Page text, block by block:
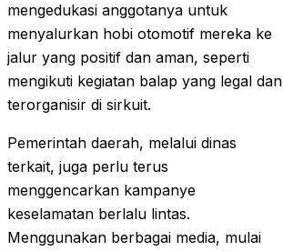
mengedukasi anggotanya untuk
menyalurkan hobi otomotif mereka ke
jalur yang positif dan aman, seperti
mengikuti kegiatan balap yang legal dan
terorganisir di sirkuit.
Pemerintah daerah, melalui dinas
terkait, juga perlu terus
menggencarkan kampanye
keselamatan berlalu lintas.
Menggunakan berbagai media, mulai